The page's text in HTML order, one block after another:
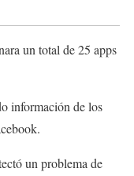
un total de 25 apps
información de los
un problema de